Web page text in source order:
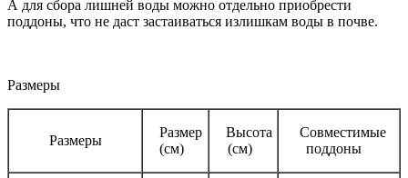
А для сбора лишней воды можно отдельно приобрести
поддоны, что не даст застаиваться излишкам воды в почве.
Размеры
Размеры
Размер
(см)
Высота
(см)
Совместимые
поддоны